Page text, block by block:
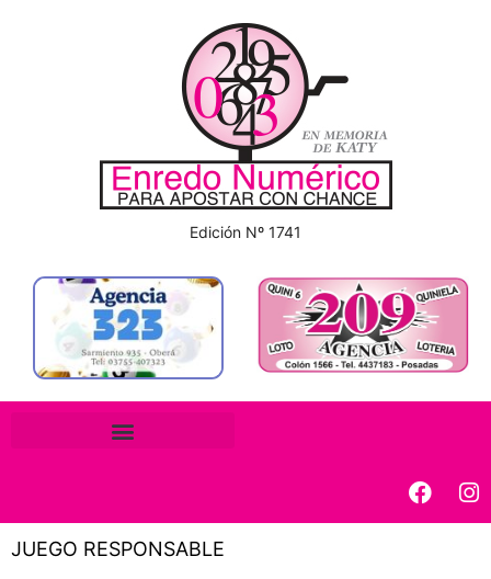
Edición Nº 1741
JUEGO RESPONSABLE